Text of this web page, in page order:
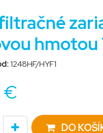
1248HF/HYF1
€
DO